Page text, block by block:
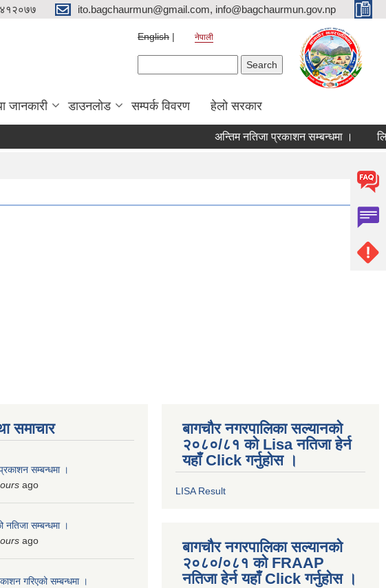
ito.bagchaurmun@gmail.com, info@bagchaurmun.gov.np
English नेपाली
जानकारी डाउनलोड सम्पर्क विवरण हेलो सरकार
अन्तिम नतिजा प्रकाशन सम्बन्धमा ।
समाचार
सम्बन्धमा ।
ago
नतिजा सम्बन्धमा ।
ago
गरिएको सम्बन्धमा ।
बागचौर नगरपालिका सल्यानको
२०८०/८१ को Lisa नतिजा हेर्न
यहाँ Click गर्नुहोस ।
LISA Result
बागचौर नगरपालिका सल्यानको
२०८०/०८१ को FRAAP
नतिजा हेर्न यहाँ Click गर्नुहोस ।